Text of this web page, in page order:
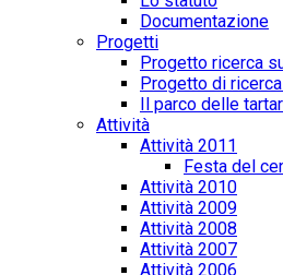
Documentazione
Progetti
Progetto ricerca
Progetto di
Il parco delle
Attività
Attività 2011
Festa del
Attività 2010
Attività 2009
Attività 2008
Attività 2007
Attività 2006